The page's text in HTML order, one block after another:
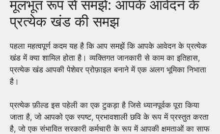
मूलभूत रूप से समझें: आपके आवेदन के
प्रत्येक खंड की समझ
पहला महत्वपूर्ण कदम यह है कि आप समझें कि आपके आवेदन के प्रत्येक
खंड में क्या शामिल होता है। व्यक्तिगत जानकारी से काम का इतिहास,
प्रत्येक खंड आपकी पेशेवर प्रोफ़ाइल बनाने में एक अलग भूमिका निभाता
है।
प्रत्येक फ़ील्ड इस पहेली का एक टुकड़ा है जिसे ध्यानपूर्वक पूरा किया
जाता है, जो आपको एक स्पष्ट, प्रभावशाली छवि के रूप में प्रस्तुत करता
है, जो एक संभावित सरकारी कर्मचारी के रूप में आपकी क्षमताओं का साफ